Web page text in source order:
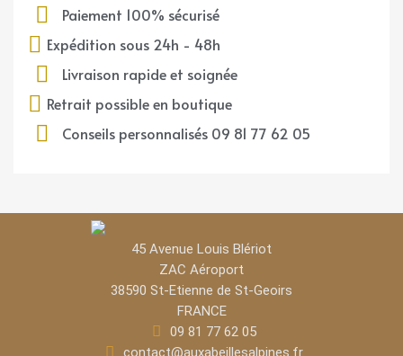
Paiement 100% sécurisé
Expédition sous 24h - 48h
Livraison rapide et soignée
Retrait possible en boutique
Conseils personnalisés 09 81 77 62 05
45 Avenue Louis Blériot
ZAC Aéroport​
38590 St-Etienne de St-Geoirs
FRANCE
09 81 77 62 05
contact@auxabeillesalpines.fr